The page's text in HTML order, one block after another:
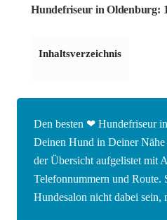
Hundefriseur in Oldenburg:
Inhaltsverzeichnis
Den besten ❤ Hundefriseur
Deinen Hund in Deiner
der Übersicht aufgelistet mit
Telefonnummern und Route.
Hundesalon nicht dabei sein,